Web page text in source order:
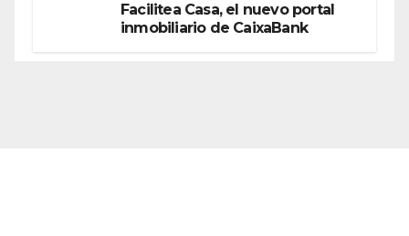
Facilitea Casa, el nuevo portal
inmobiliario de CaixaBank